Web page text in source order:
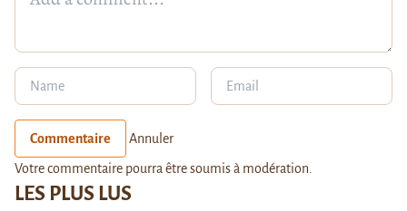
LES PLUS LUS
Commentaire Annuler
Votre commentaire pourra être soumis à modération.